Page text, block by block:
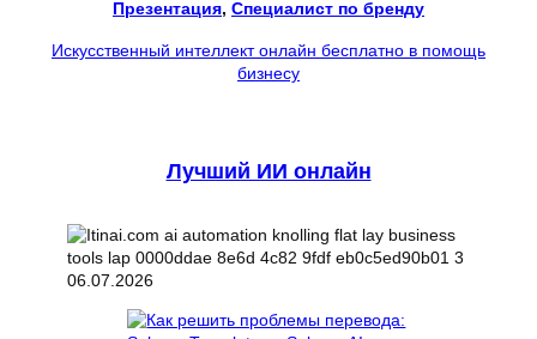
Презентация, Специалист по бренду
Искусственный интеллект онлайн бесплатно в помощь
бизнесу
Лучший ИИ онлайн
06.07.2026